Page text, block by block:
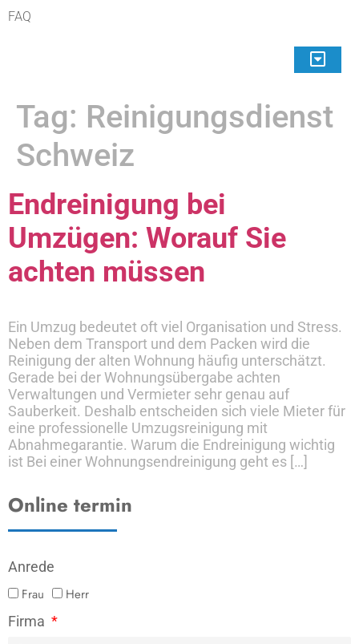
FAQ
Tag: Reinigungsdienst
Schweiz
Endreinigung bei
Umzügen: Worauf Sie
achten müssen
Ein Umzug bedeutet oft viel Organisation und Stress.
Neben dem Transport und dem Packen wird die
Reinigung der alten Wohnung häufig unterschätzt.
Gerade bei der Wohnungsübergabe achten
Verwaltungen und Vermieter sehr genau auf
Sauberkeit. Deshalb entscheiden sich viele Mieter für
eine professionelle Umzugsreinigung mit
Abnahmegarantie. Warum die Endreinigung wichtig
ist Bei einer Wohnungsendreinigung geht es […]
Online termin
Anrede
Frau Herr
Firma